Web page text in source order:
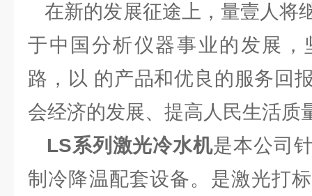
在新的发展征途上，量壹人将
于中国分析仪器事业的发展，
路，以 的产品和优良的服务回
会经济的发展、提高人民生活质
LS系列激光冷水机是本公司
制冷降温配套设备。是激光打